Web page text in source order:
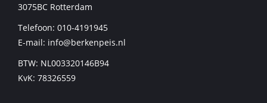
3075BC Rotterdam
Telefoon: 010-4191945
E-mail: info@berkenpeis.nl
BTW: NL003320146B94
KvK: 78326559